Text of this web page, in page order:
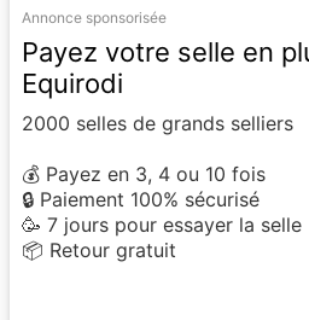
Annonce sponsorisée
Payez votre selle en
Equirodi
2000 selles de grands selliers
💰 Payez en 3, 4 ou 10 fois
🔒 Paiement 100% sécurisé
🥳 7 jours pour essayer la selle
📦 Retour gratuit